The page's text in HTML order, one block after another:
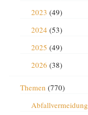
2023 (49)
2024 (53)
2025 (49)
2026 (38)
Themen (770)
Abfallvermeidung